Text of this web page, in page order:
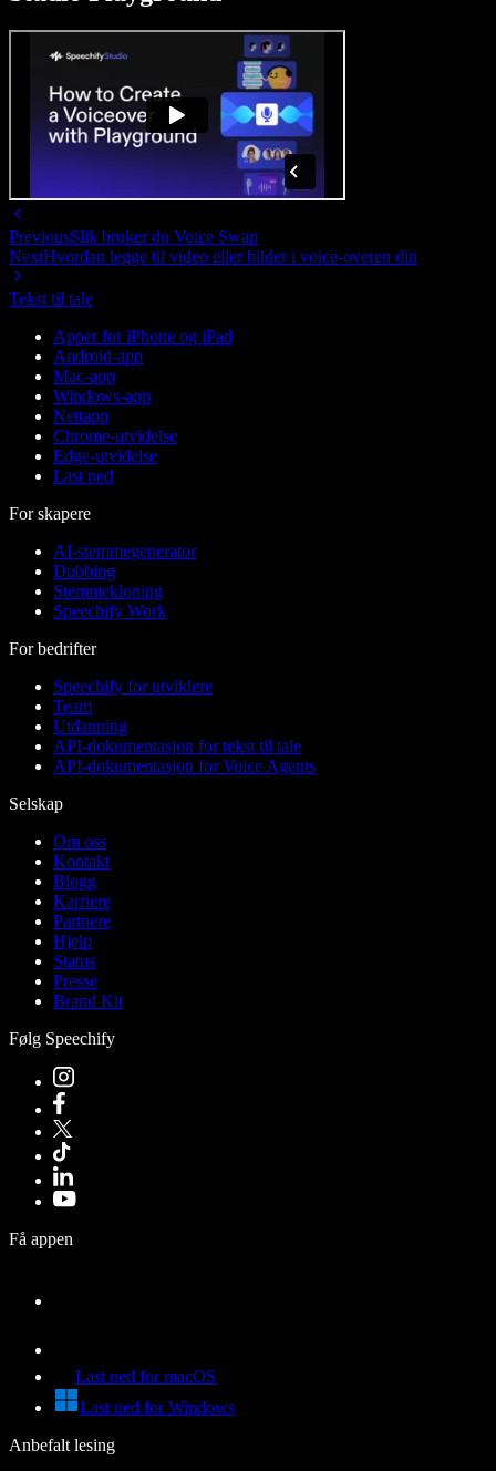
PreviousSlik bruker du Voice Swap
NextHvordan legge til video eller bilder i voice-overen din
Tekst til tale
Apper for iPhone og iPad
Android-app
Mac-app
Windows-app
Nettapp
Chrome-utvidelse
Edge-utvidelse
Last ned
For skapere
AI-stemmegenerator
Dubbing
Stemmekloning
Speechify Work
For bedrifter
Speechify for utviklere
Team
Utdanning
API-dokumentasjon for tekst til tale
API-dokumentasjon for Voice Agents
Selskap
Om oss
Kontakt
Blogg
Karriere
Partnere
Hjelp
Status
Presse
Brand Kit
Følg Speechify
Få appen
Last ned for macOS
Last ned for Windows
Anbefalt lesing